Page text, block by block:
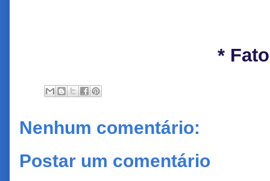
*
Nenhum comentário:
Postar um comentário